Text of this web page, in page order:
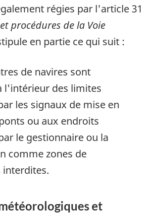
régies par l'article 31
procédures de la Voie
en partie ce qui suit :
de navires sont
l'intérieur des limites
les signaux de mise en
ou aux endroits
le gestionnaire ou la
comme zones de
et